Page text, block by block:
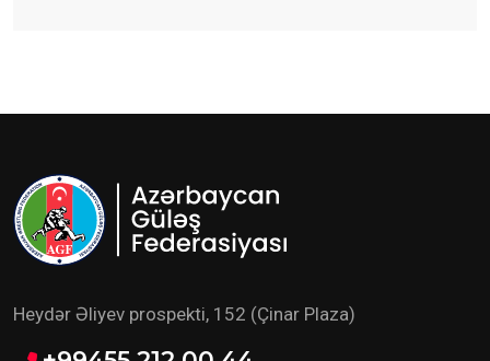
Heydər Əliyev prospekti, 152 (Çinar Plaza)